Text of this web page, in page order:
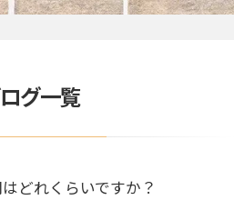
グ一覧
どれくらいですか？